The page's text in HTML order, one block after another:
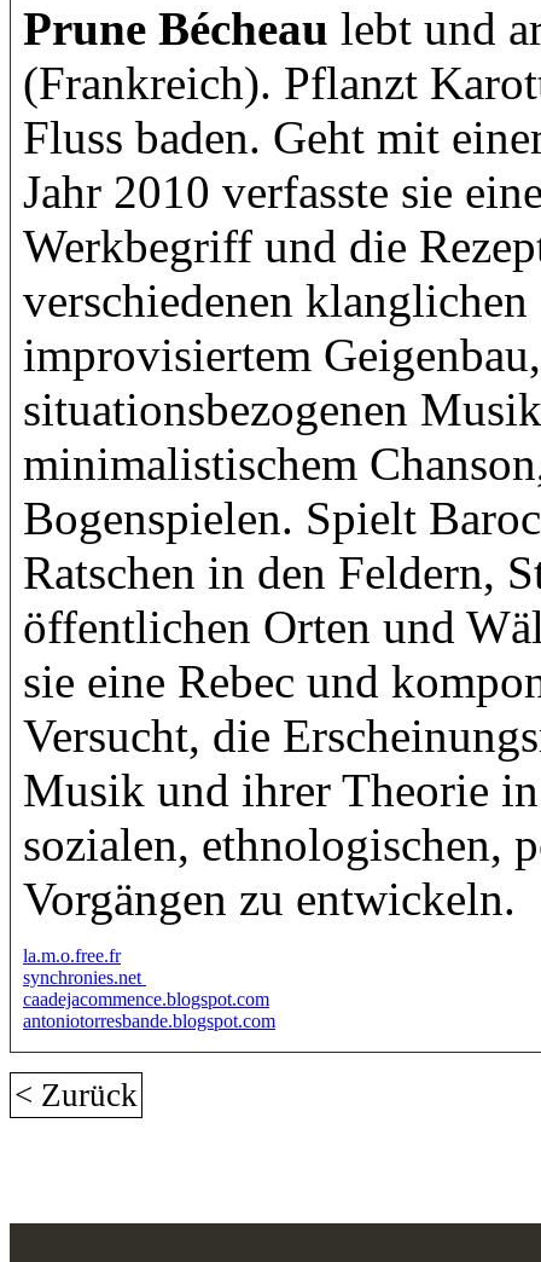
Prune Bécheau lebt und
(Frankreich). Pflanzt
Fluss baden. Geht mit
Jahr 2010 verfasste sie
Werkbegriff und die
verschiedenen
improvisiertem
situationsbezogenen
minimalistischem
Bogenspielen. Spielt
Ratschen in den Feldern,
öffentlichen Orten und
sie eine Rebec und
Versucht, die
Musik und ihrer Theorie
sozialen, ethnologischen,
Vorgängen zu entwickeln.
la.m.o.free.fr
synchronies.net
caadejacommence.blogspot.com
antoniotorresbande.blogspot.com
< Zurück